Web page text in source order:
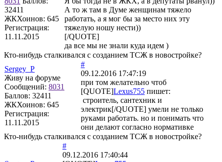
32411
ЖКХоинов: 645
Регистрация:
11.11.2015
А то ж там в Думе женщинам тяжело
работать, а я мог бы за место них эту
тяжелую ношу нести))
[/QUOTE]
да все мы не знали куда идем )
Кто-нибудь сталкивался с созданием ТСЖ в новостройке?
Sergey_P
Живу на форуме
Сообщений: 8031
Баллов: 32411
ЖКХоинов: 645
Регистрация:
11.11.2015
#
09.12.2016 17:47:19
при том желательно чтоб
[QUOTE]Lexus755 пишет:
строитель, сантехник и
электрик[/QUOTE] умели не только
руками работать. но и понимать что
они делают согласно нормативке
Кто-нибудь сталкивался с созданием ТСЖ в новостройке?
#
09.12.2016 17:40:44